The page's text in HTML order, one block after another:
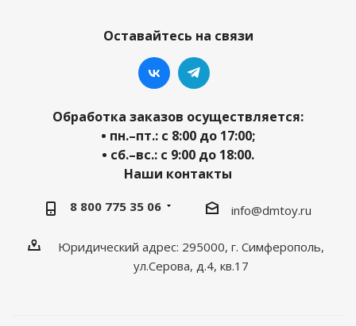
Оставайтесь на связи
Обработка заказов осуществляется:
• пн.–пт.: с 8:00 до 17:00;
• сб.–вс.: с 9:00 до 18:00.
Наши контакты
8 800 775 35 06 info@dmtoy.ru
Юридический адрес: 295000, г. Симферополь,
ул.Серова, д.4, кв.17